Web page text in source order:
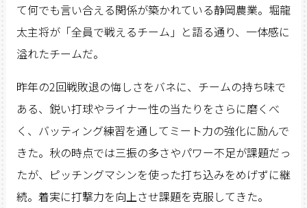
て何でも言い合える関係が築かれている静岡農業。堀龍
太主将が「全員で戦えるチーム」と語る通り、一体感に
溢れたチームだ。
昨年の2回戦敗退の悔しさをバネに、チームの持ち味で
ある、鋭い打球やライナー性の当たりをさらに磨くべ
く、バッティング練習を通してミート力の強化に励んで
きた。秋の時点では三振の多さやパワー不足が課題だっ
たが、ピッチングマシンを使った打ち込みをめげずに継
続。着実に打撃力を向上させ課題を克服してきた。